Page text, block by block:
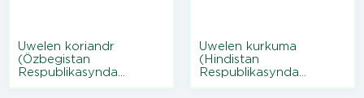
Üwelen koriandr
(Özbegistan
Respublikasynda
Üwelen kurkuma
(Hindistan
Respublikasynda